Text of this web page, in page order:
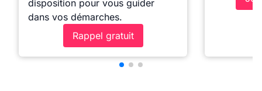
disposition pour vous guider
dans vos démarches.
Rappel gratuit